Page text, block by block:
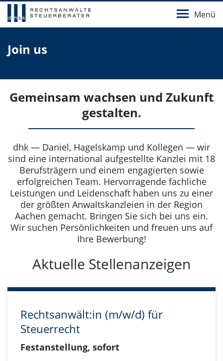
Menü
Join us
Gemeinsam wachsen und Zukunft
gestalten.
dhk — Daniel, Hagelskamp und Kollegen — wir
sind eine international aufgestellte Kanzlei mit 18
Berufsträgern und einem engagierten sowie
erfolgreichen Team. Hervorragende fachliche
Leistungen und Leidenschaft haben uns zu einer
der größten Anwaltskanzleien in der Region
Aachen gemacht. Bringen Sie sich bei uns ein.
Wir suchen Persönlichkeiten und freuen uns auf
Ihre Bewerbung!
Aktuelle Stellenanzeigen
Rechtsanwält:in (m/w/d) für
Steuerrecht
Festanstellung, sofort